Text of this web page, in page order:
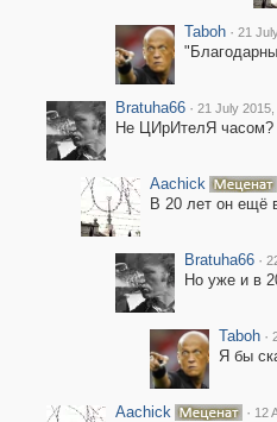
Taboh · 21
Bratuha66 · 21 July 2015,
Не ЦИрИтелЯ часом?
Aachick
В 20 лет он ещё
Bratuha66 ·
Но уже и в
Taboh ·
Я бы
Aachick · 12